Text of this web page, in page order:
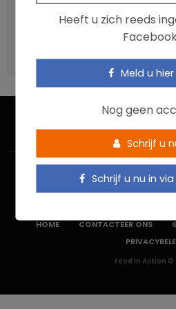
aanbevelingen?
aandachtspunt zijn?
Heeft u zich reeds
Meld u
Nog geen
Schrijf u
Schrijf u nu in
HOME CONTACTEER ONS
Food In Action ©